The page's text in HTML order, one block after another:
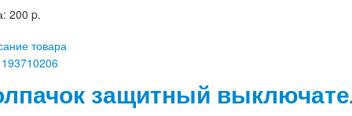
200 p.
товара
защитный